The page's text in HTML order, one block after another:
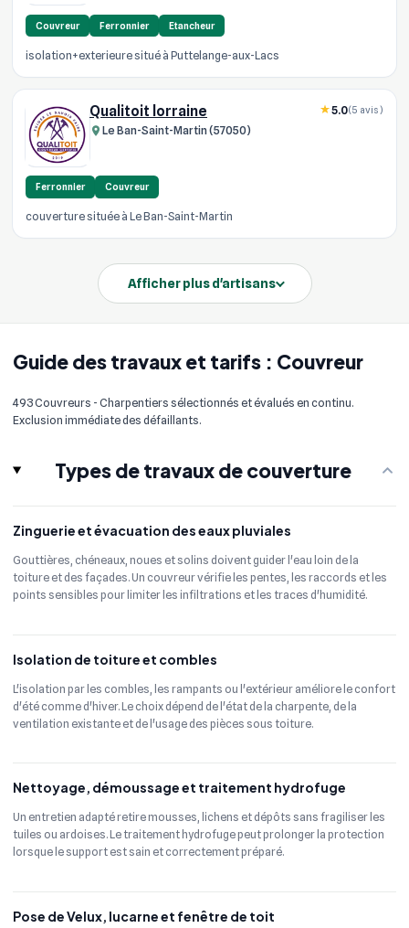
Guide des travaux et tarifs : Couvreur
493 Couvreurs - Charpentiers sélectionnés et évalués en continu.
Exclusion immédiate des défaillants.
Types de travaux de couverture
Zinguerie et évacuation des eaux pluviales
Gouttières, chéneaux, noues et solins doivent guider l'eau loin de la
toiture et des façades. Un couvreur vérifie les pentes, les raccords et les
points sensibles pour limiter les infiltrations et les traces d'humidité.
Isolation de toiture et combles
L'isolation par les combles, les rampants ou l'extérieur améliore le confort
d'été comme d'hiver. Le choix dépend de l'état de la charpente, de la
ventilation existante et de l'usage des pièces sous toiture.
Nettoyage, démoussage et traitement hydrofuge
Un entretien adapté retire mousses, lichens et dépôts sans fragiliser les
tuiles ou ardoises. Le traitement hydrofuge peut prolonger la protection
lorsque le support est sain et correctement préparé.
Pose de Velux, lucarne et fenêtre de toit
Couvreur Ferronnier Etancheur
isolation+exterieure situé à Puttelange-aux-Lacs
Qualitoit lorraine
Le Ban-Saint-Martin (57050)
5.0(5 avis)
Ferronnier Couvreur
couverture située à Le Ban-Saint-Martin
Afficher plus d'artisans